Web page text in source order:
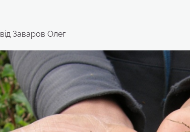
від Заваров Олег